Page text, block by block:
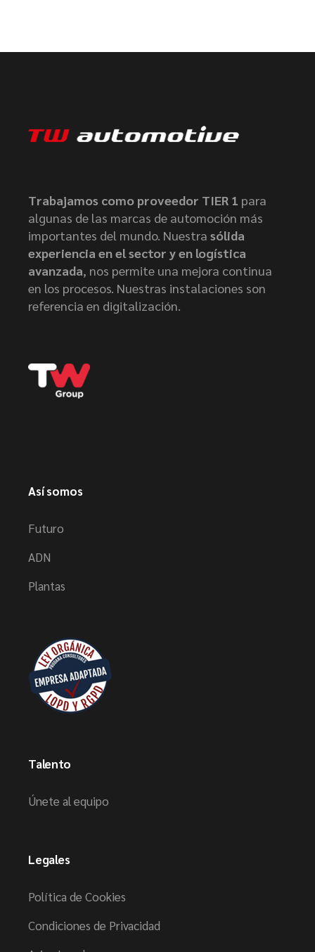
Trabajamos como proveedor TIER 1 para
algunas de las marcas de automoción más
importantes del mundo. Nuestra sólida
experiencia en el sector y en logística
avanzada, nos permite una mejora continua
en los procesos. Nuestras instalaciones son
referencia en digitalización.
Así somos
Futuro
ADN
Plantas
Talento
Únete al equipo
Legales
Política de Cookies
Condiciones de Privacidad